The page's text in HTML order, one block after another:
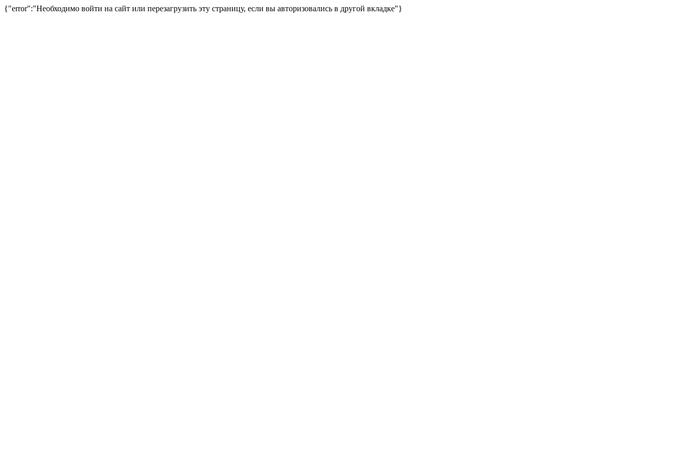
{"error":"Необходимо войти на сайт или перезагрузить эту страницу, если вы авторизовались в другой вкладке"}